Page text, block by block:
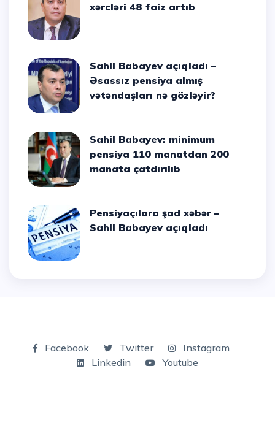
xərcləri 48 faiz artıb
Sahil Babayev açıqladı –
Əsassız pensiya almış
vətəndaşları nə gözləyir?
Sahil Babayev: minimum
pensiya 110 manatdan 200
manata çatdırılıb
Pensiyaçılara şad xəbər –
Sahil Babayev açıqladı
Facebook Twitter
Instagram
Linkedin
Youtube